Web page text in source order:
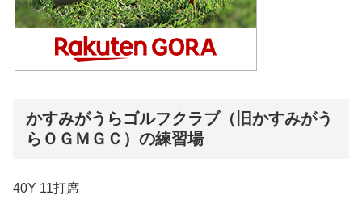
かすみがうらゴルフクラブ（旧かすみがう
らＯＧＭＧＣ）の練習場
40Y 11打席